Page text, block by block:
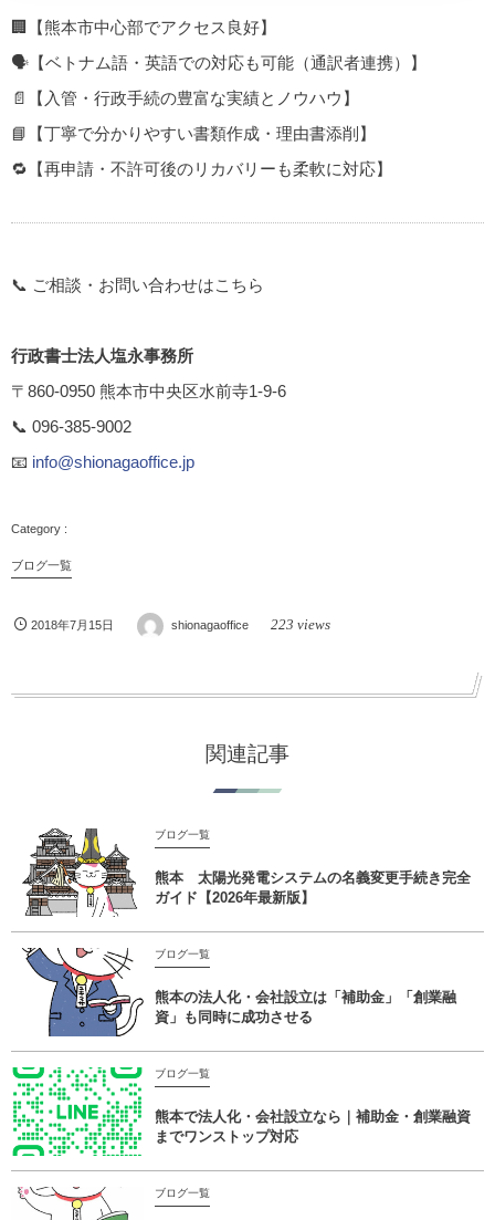
🏢【熊本市中心部でアクセス良好】
🗣【ベトナム語・英語での対応も可能（通訳者連携）】
📄【入管・行政手続の豊富な実績とノウハウ】
📘【丁寧で分かりやすい書類作成・理由書添削】
🔁【再申請・不許可後のリカバリーも柔軟に対応】
📞 ご相談・お問い合わせはこちら
行政書士法人塩永事務所
〒860-0950 熊本市中央区水前寺1-9-6
📞 096-385-9002
📧 info@shionagaoffice.jp
ブログ一覧
2018年7月15日 shionagaoffice 223 views
関連記事
ブログ一覧
熊本 太陽光発電システムの名義変更手続き完全
ガイド【2026年最新版】
ブログ一覧
熊本の法人化・会社設立は「補助金」「創業融
資」も同時に成功させる
ブログ一覧
熊本で法人化・会社設立なら｜補助金・創業融資
までワンストップ対応
ブログ一覧